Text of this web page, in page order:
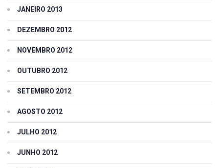
JANEIRO 2013
DEZEMBRO 2012
NOVEMBRO 2012
OUTUBRO 2012
SETEMBRO 2012
AGOSTO 2012
JULHO 2012
JUNHO 2012